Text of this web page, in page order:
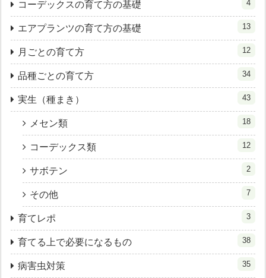
コーデックスの育て方の基礎 4
エアプランツの育て方の基礎 13
月ごとの育て方 12
品種ごとの育て方 34
実生（種まき） 43
メセン類 18
コーデックス類 12
サボテン 2
その他 7
育てレポ 3
育てる上で必要になるもの 38
病害虫対策 35